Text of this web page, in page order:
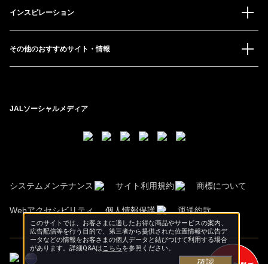
インスピレーション
その他のおすすめサイト・情報
JALソーシャルメディア
システムメンテナンス サイト利用規約 商標について
Webアクセシビリティ 個人情報保護 運送約款
このサイトでは、お客さまに適したお得な商品やサービスの案内、
広告配信等を行う目的で、第三者から提供された位置情報や広告デ
ータなどの情報をお客さまの個人データと結びつけて利用する場合
があります。詳細Q&Aはこちらを参照ください。